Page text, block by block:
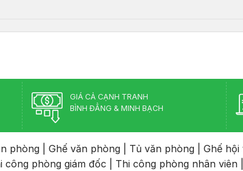
GIÁ CẢ CẠNH TRANH
BÌNH ĐẲNG & MINH BẠCH
phòng Ghế văn phòng Tủ văn phòng Ghế
công phòng giám đốc Thi công phòng nhân viên